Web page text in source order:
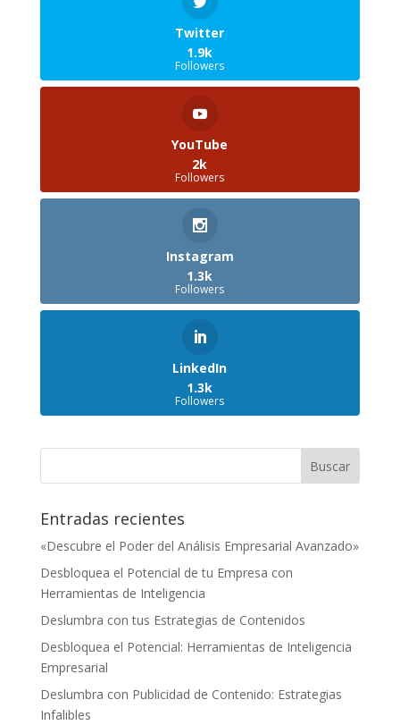
Twitter
1.9k
Followers
YouTube
2k
Followers
Instagram
1.3k
Followers
LinkedIn
1.3k
Followers
Entradas recientes
«Descubre el Poder del Análisis Empresarial Avanzado»
Desbloquea el Potencial de tu Empresa con
Herramientas de Inteligencia
Deslumbra con tus Estrategias de Contenidos
Desbloquea el Potencial: Herramientas de Inteligencia
Empresarial
Deslumbra con Publicidad de Contenido: Estrategias
Infalibles